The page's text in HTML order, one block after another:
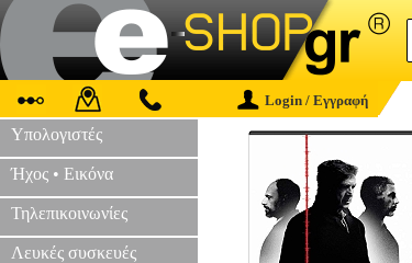
Login / Εγγραφή
Υπολογιστές
Ήχος • Εικόνα
Τηλεπικοινωνίες
Λευκές συσκευές